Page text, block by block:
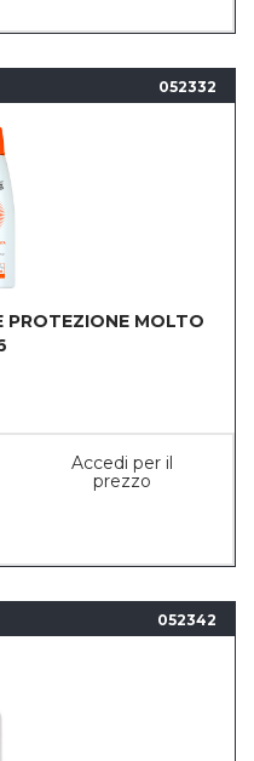
052332
PROTEZIONE MOLTO
Accedi per il
prezzo
052342